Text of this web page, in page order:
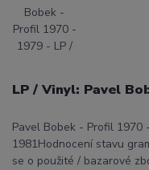
LP / Vinyl: Pavel
Pavel Bobek - Profil
1981Hodnocení stavu
se o použité / bazarové